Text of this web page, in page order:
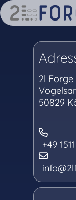
2l Forge
50829
+49